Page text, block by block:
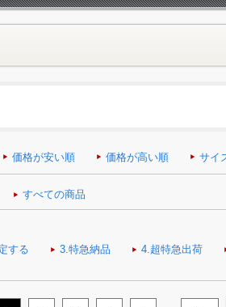
価格が安い順 価格が高い順 サイ